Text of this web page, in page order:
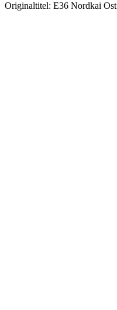
Originaltitel: E36 Nordkai Ost